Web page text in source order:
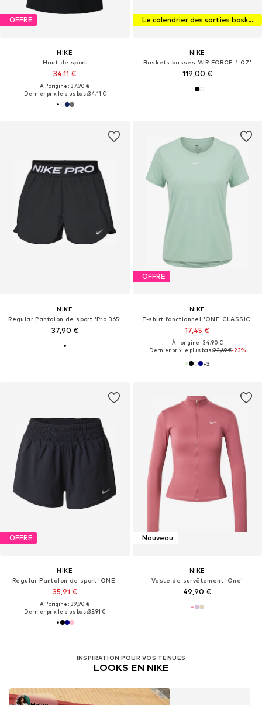
OFFRE
NIKE
Haut de sport
34,11 €
À l'origine : 37,90 €
Dernier prix le plus bas :34,11 €
Le calendrier des sorties baskets
NIKE
Baskets basses 'AIR FORCE 1 07'
119,00 €
NIKE
Regular Pantalon de sport 'Pro 365'
37,90 €
OFFRE
NIKE
T-shirt fonctionnel 'ONE CLASSIC'
17,45 €
À l'origine : 34,90 €
Dernier prix le plus bas :22,69 €-23%
+3
OFFRE
NIKE
Regular Pantalon de sport 'ONE'
35,91 €
À l'origine : 39,90 €
Dernier prix le plus bas :35,91 €
Nouveau
NIKE
Veste de survêtement 'One'
49,90 €
INSPIRATION POUR VOS TENUES
LOOKS EN NIKE